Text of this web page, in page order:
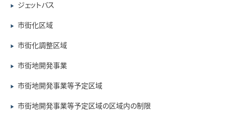
▶ ジェットバス
▶ 市街化区域
▶ 市街化調整区域
▶ 市街地開発事業
▶ 市街地開発事業等予定区域
▶ 市街地開発事業等予定区域の区域内の制限